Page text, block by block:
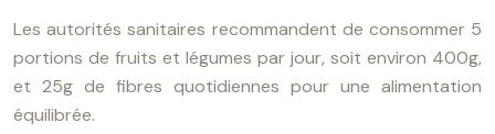
Les autorités sanitaires recommandent de consommer 5
portions de fruits et légumes par jour, soit environ 400g,
et 25g de fibres quotidiennes pour une alimentation
équilibrée.